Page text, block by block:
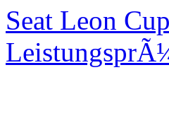
Seat Leon